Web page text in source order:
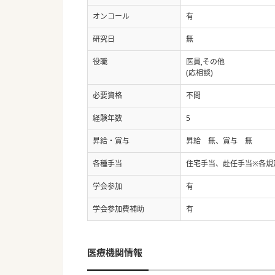
オンコール 有
研究日 無
役職
医員,その他
(応相談)
必要資格 不問
経験年数 5
昇給・賞与 昇給 無、賞与 無
各種手当 住宅手当、赴任手当※各規
学会参加 有
学会参加費補助 有
医療機関情報